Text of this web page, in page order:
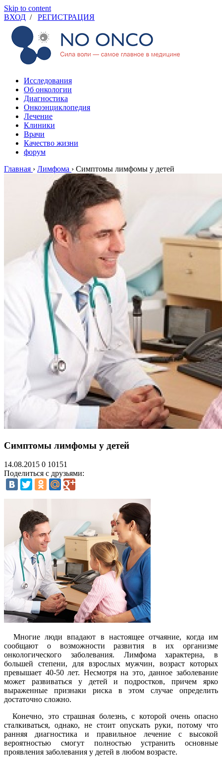
Skip to content
ВХОД / РЕГИСТРАЦИЯ
Исследования
Об онкологии
Диагностика
Онкоэнциклопедия
Лечение
Клиники
Врачи
Качество жизни
форум
Главная › Лимфома › Симптомы лимфомы у детей
Симптомы лимфомы у детей
14.08.2015 0 10151
Поделиться с друзьями:
Многие люди впадают в настоящее отчаяние, когда им
сообщают о возможности развития в их организме
онкологического заболевания. Лимфома характерна, в
большей степени, для взрослых мужчин, возраст которых
превышает 40-50 лет. Несмотря на это, данное заболевание
может развиваться у детей и подростков, причем ярко
выраженные признаки риска в этом случае определить
достаточно сложно.
Конечно, это страшная болезнь, с которой очень опасно
сталкиваться, однако, не стоит опускать руки, потому что
ранняя диагностика и правильное лечение с высокой
вероятностью смогут полностью устранить основные
проявления заболевания у детей в любом возрасте.